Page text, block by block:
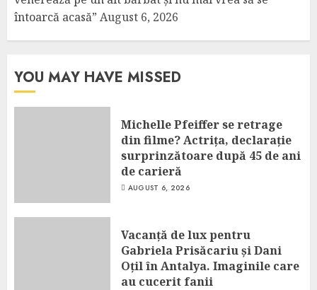
întoarcă acasă” August 6, 2026
YOU MAY HAVE MISSED
Michelle Pfeiffer se retrage
din filme? Actrița, declarație
surprinzătoare după 45 de ani
de carieră
AUGUST 6, 2026
Vacanță de lux pentru
Gabriela Prisăcariu și Dani
Oțil în Antalya. Imaginile care
au cucerit fanii